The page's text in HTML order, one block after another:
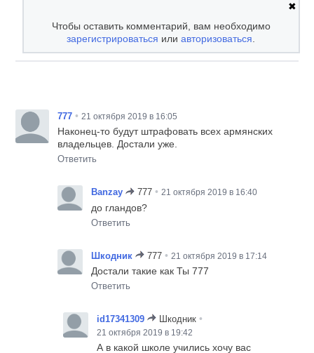
✖
Чтобы оставить комментарий, вам необходимо
зарегистрироваться илиавторизоваться.
777 • 21 октября 2019 в 16:05
Наконец-то будут штрафовать всех армянских
владельцев. Достали уже.
Ответить
Banzay 777 • 21 октября 2019 в 16:40
до гландов?
Ответить
Шкодник 777 • 21 октября 2019 в 17:14
Достали такие как Ты 777
Ответить
id17341309 Шкодник •
21 октября 2019 в 19:42
А в какой школе учились хочу вас